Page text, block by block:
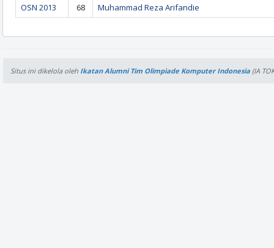
OSN 2013
68 Muhammad Reza Arifandie
Situs ini dikelola oleh Ikatan Alumni Tim Olimpiade Komputer Indonesia (IA